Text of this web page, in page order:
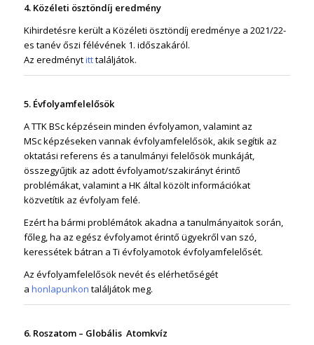
4. Közéleti ösztöndíj eredmény
Kihirdetésre került a Közéleti ösztöndíj eredménye a 2021/22-
es tanév őszi félévének 1. időszakáról.
Az eredménytitttaláljátok.
5. Évfolyamfelelősök
A TTK BSc képzésein minden évfolyamon, valamint az
MSc képzéseken vannak évfolyamfelelősök, akik segítik az
oktatási referens és a tanulmányi felelősök munkáját,
összegyűjtik az adott évfolyamot/szakirányt érintő
problémákat, valamint a HK által közölt információkat
közvetítik az évfolyam felé.
Ezért ha bármi problémátok akadna a tanulmányaitok során,
főleg, ha az egész évfolyamot érintő ügyekről van szó,
keressétek bátran a Ti évfolyamotok évfolyamfelelősét.
Az évfolyamfelelősök nevét és elérhetőségét
a honlapunkon találjátok meg.
6. Roszatom – Globális Atomkvíz